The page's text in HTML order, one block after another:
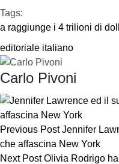
Tags:
a raggiunge i 4 trilioni di
editoriale italiano
Carlo Pivoni
Previous Post Jennifer
che affascina New York
Next Post Olivia Rodrigo